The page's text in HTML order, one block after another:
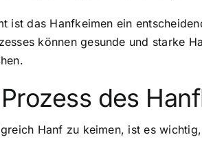
ist das Hanfkeimen ein
können gesunde und starke
des
Hanf zu keimen, ist es